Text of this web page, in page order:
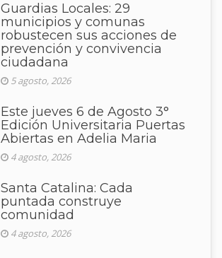
Guardias Locales: 29
municipios y comunas
robustecen sus acciones de
prevención y convivencia
ciudadana
5 agosto, 2026
Este jueves 6 de Agosto 3°
Edición Universitaria Puertas
Abiertas en Adelia Maria
4 agosto, 2026
Santa Catalina: Cada
puntada construye
comunidad
4 agosto, 2026